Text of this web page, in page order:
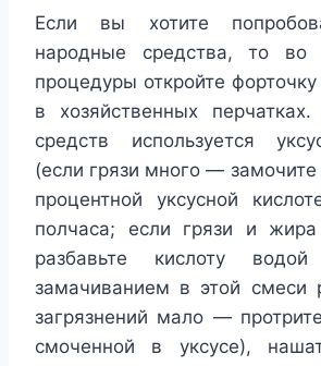
Если вы хотите
народные средства, то во
процедуры откройте
в хозяйственных
средств используется
(если грязи много —
процентной уксусной
полчаса; если грязи и
разбавьте кислоту
замачиванием в этой смеси
загрязнений мало —
смоченной в уксусе),